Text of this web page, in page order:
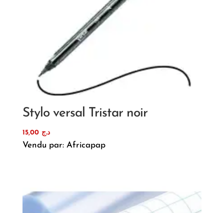
Stylo versal Tristar noir
د.ج 15,00
Vendu par: Africapap